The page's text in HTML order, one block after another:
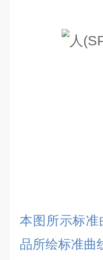
本图所示标
品所绘标准曲